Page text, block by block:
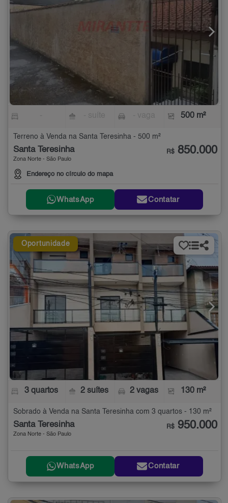
500 m²
Terreno à Venda na Santa Teresinha - 500 m²
Santa Teresinha
Zona Norte - São Paulo
Endereço no círculo do mapa
R$ 850.000
WhatsApp Contatar
Oportunidade
3 quartos 2 suítes 2 vagas 130 m²
Sobrado à Venda na Santa Teresinha com 3 quartos - 130 m²
Santa Teresinha
Zona Norte - São Paulo
R$ 950.000
WhatsApp Contatar